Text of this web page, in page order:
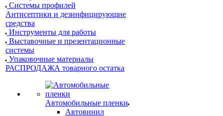
Системы профилей
Антисептики и дезинфицирующие
средства
Инструменты для работы
Выставочные и презентационные
системы
Упаковочные материалы
РАСПРОДАЖА товарного остатка
Автомобильные пленки
Автовинил